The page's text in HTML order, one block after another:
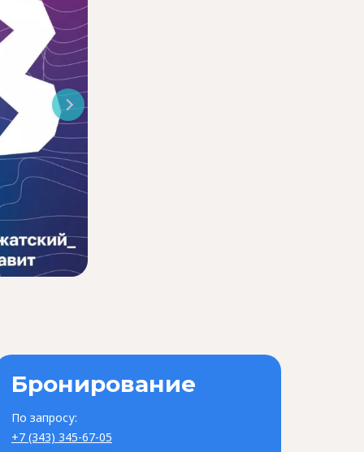
Бронирование
По запросу:
+7 (343) 345-67-05